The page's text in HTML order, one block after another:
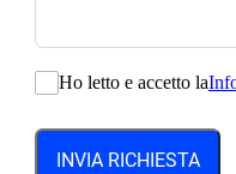
Ho letto e accetto la
INVIA RICHIESTA